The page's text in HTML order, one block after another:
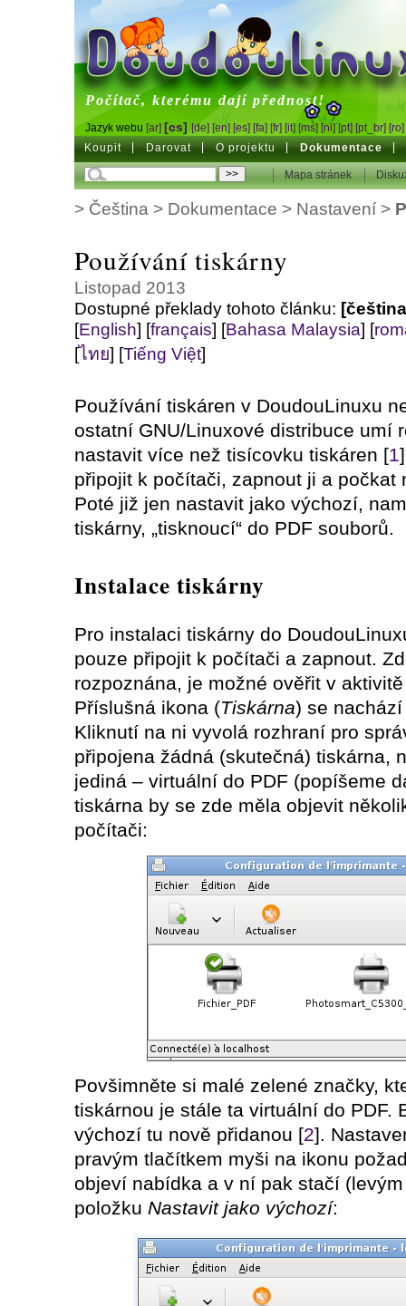
DoudouLinux
Počítač, kterému dají přednost!
Jazyk webu [ar] [cs] [de] [en] [es] [fa] [fr] [it] [ms] [nl] [pt] [pt_br] [ro]
Koupit Darovat O projektu Dokumentace
Mapa stránek
> Čeština > Dokumentace > Nastavení>
Používání tiskárny
Listopad 2013
Dostupné překlady tohoto článku:
[English] [français] [Bahasa Malaysia] [
[ไทย] [Tiếng Việt]
Používání tiskáren v DoudouLinuxu
ostatní GNU/Linuxové distribuce umí
nastavit více než tisícovku tiskáren [1
připojit k počítači, zapnout ji a počkat
Poté již jen nastavit jako výchozí,
tiskárny, „tisknoucí“ do PDF souborů.
Instalace tiskárny
Pro instalaci tiskárny do
pouze připojit k počítači a zapnout.
rozpoznána, je možné ověřit v
Příslušná ikona (Tiskárna) se
Kliknutí na ni vyvolá rozhraní pro
připojena žádná (skutečná) tiskárna,
jediná – virtuální do PDF (popíšeme
tiskárna by se zde měla objevit
počítači:
Povšimněte si malé zelené značky,
tiskárnou je stále ta virtuální do PDF.
výchozí tu nově přidanou [2].
pravým tlačítkem myši na ikonu
objeví nabídka a v ní pak stačí
položku Nastavit jako výchozí: